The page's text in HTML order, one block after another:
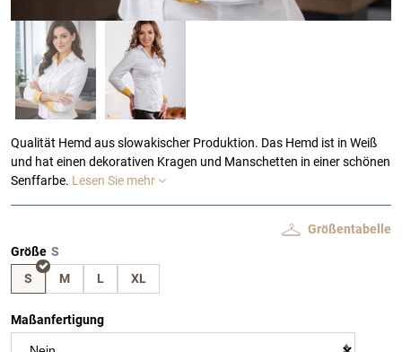
Qualität Hemd aus slowakischer Produktion. Das Hemd ist in Weiß
und hat einen dekorativen Kragen und Manschetten in einer schönen
Senffarbe. Lesen Sie mehr
Größe
S
M L XL
Maßanfertigung
Größentabelle